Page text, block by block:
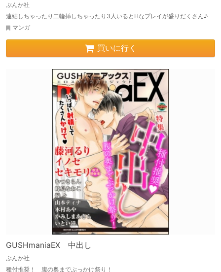
ぶんか社
連結しちゃったり二輪挿しちゃったり3人いるとHなプレイが盛りだくさん♪
マンガ
買いに行く
GUSHmaniaEX 中出し
ぶんか社
種付推奨！ 腹の奥までぶっかけ祭り！